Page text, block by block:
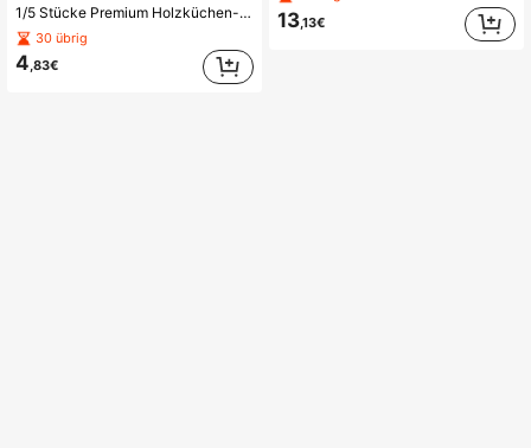
1/5 Stücke Premium Holzküchen-Utensilien Set - ergonomische Griffe, natürliche Holzlöffel, Rührstab, Kelle und Wok Spatel für antihaftbeschichtete Pfannen, hitzebeständig, leicht zu reinigen und langanhaltend Küchenessen
30 übrig
4,83€
13,13€